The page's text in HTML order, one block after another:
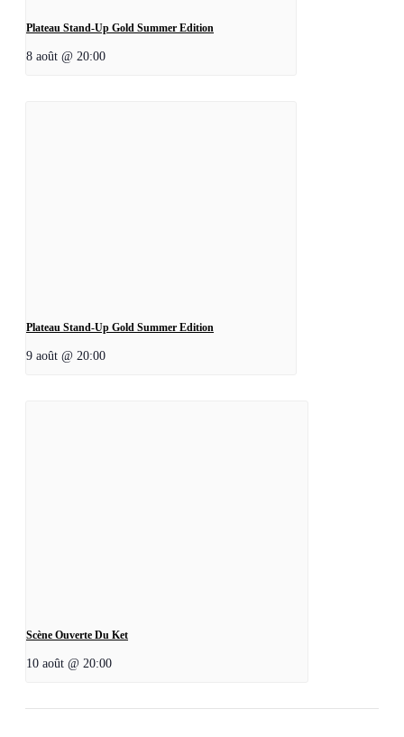
Plateau Stand-Up Gold Summer Edition
8 août @ 20:00
Plateau Stand-Up Gold Summer Edition
9 août @ 20:00
Scène Ouverte Du Ket
10 août @ 20:00